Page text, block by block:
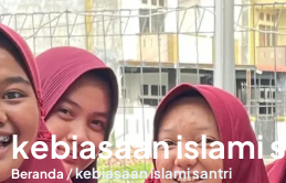
kebiasaan islami
Beranda/kebiasaan islami santri